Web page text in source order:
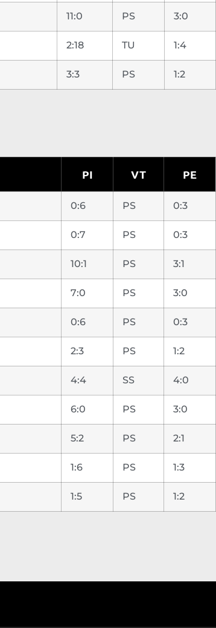
11:0 PS 3:0
2:18 TU 1:4
3:3 PS 1:2
PI VT PE
0:6 PS 0:3
0:7 PS 0:3
10:1 PS 3:1
7:0 PS 3:0
0:6 PS 0:3
2:3 PS 1:2
4:4 SS 4:0
6:0 PS 3:0
5:2 PS 2:1
1:6 PS 1:3
1:5 PS 1:2